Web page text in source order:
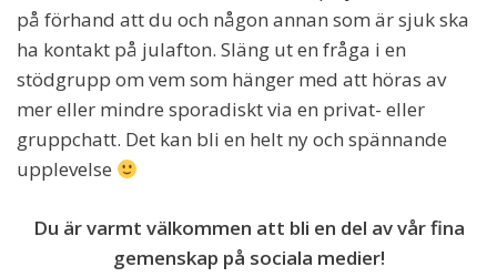
på förhand att du och någon annan som är sjuk ska
ha kontakt på julafton. Släng ut en fråga i en
stödgrupp om vem som hänger med att höras av
mer eller mindre sporadiskt via en privat- eller
gruppchatt. Det kan bli en helt ny och spännande
upplevelse
Du är varmt välkommen att bli en del av vår fina
gemenskap på sociala medier!